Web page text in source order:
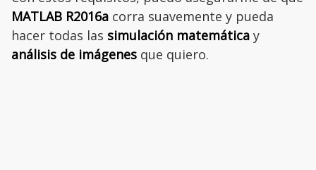
MATLAB R2016a corra suavemente y pueda
hacer todas las simulación matemática y
análisis de imágenes que quiero.